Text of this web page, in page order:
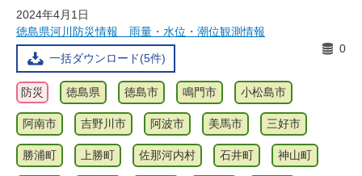
2024年4月1日
徳島県河川防災情報 雨量・水位・潮位観測情報
一括ダウンロード(5件)
0
防災 徳島県 徳島市 鳴門市 小松島市
阿南市 吉野川市 阿波市 美馬市 三好市
勝浦町 上勝町 佐那河内村 石井町 神山町